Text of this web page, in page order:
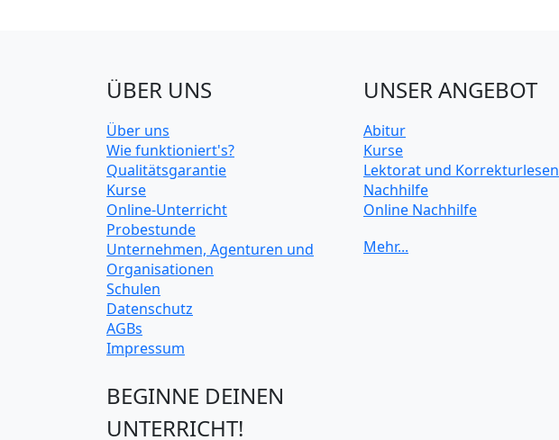
ÜBER UNS
Über uns
Wie funktioniert's?
Qualitätsgarantie
Kurse
Online-Unterricht
Probestunde
Unternehmen, Agenturen und
Organisationen
Schulen
Datenschutz
AGBs
Impressum
BEGINNE DEINEN
UNTERRICHT!
UNSER ANGEBOT
Abitur
Kurse
Lektorat und Korrekturlesen
Nachhilfe
Online Nachhilfe